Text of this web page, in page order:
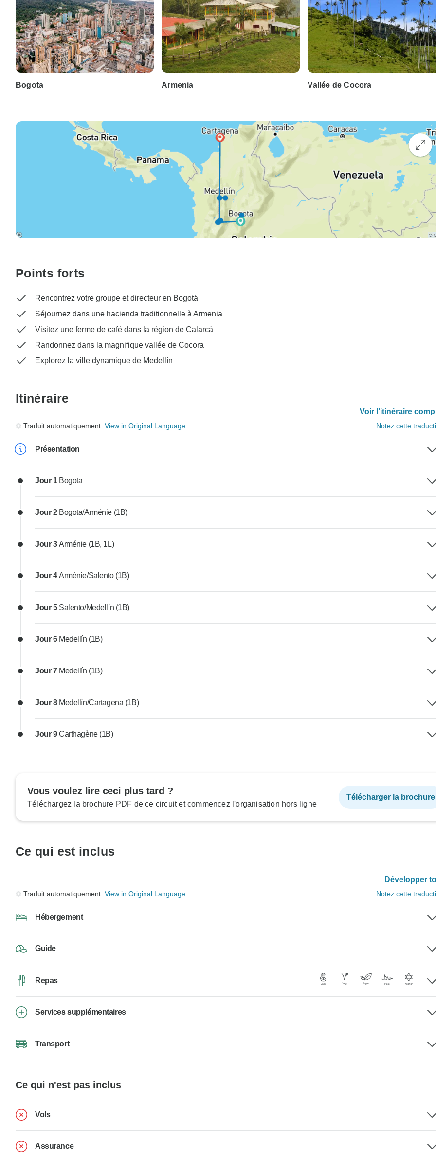
Bogota Armenia Vallée de Cocora
Points forts
Rencontrez votre groupe et directeur en Bogotá
Séjournez dans une hacienda traditionnelle à Armenia
Visitez une ferme de café dans la région de Calarcá
Randonnez dans la magnifique vallée de Cocora
Explorez la ville dynamique de Medellín
Itinéraire
Voir l’itinéraire
Traduit automatiquement. View in Original Language Notez cette
Présentation
Jour 1 Bogota
Jour 2 Bogota/Arménie (1B)
Jour 3Arménie (1B, 1L)
Jour 4Arménie/Salento (1B)
Jour 5 Salento/Medellín (1B)
Jour 6 Medellín (1B)
Jour 7 Medellín (1B)
Jour 8 Medellín/Cartagena (1B)
Jour 9Carthagène (1B)
Vous voulez lire ceci plus tard ?
Téléchargez la brochure PDF de ce circuit et commencez l'organisation hors ligne
Télécharger la brochure
Ce qui est inclus
Développer
Traduit automatiquement. View in Original Language Notez cette
Hébergement
Guide
Repas
Services supplémentaires
Transport
Ce qui n'est pas inclus
Vols
Assurance